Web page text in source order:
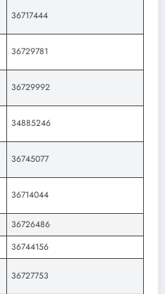
36717444
36729781
36729992
34885246
36745077
36714044
36726486
36744156
36727753